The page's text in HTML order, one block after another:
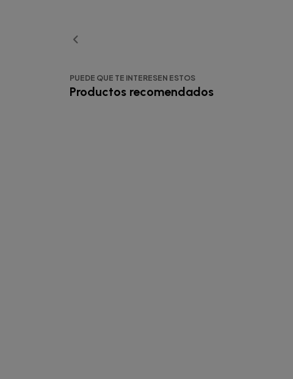
PUEDE QUE TE INTERESEN ESTOS
Productos recomendados